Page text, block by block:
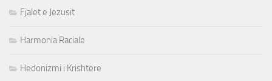
Fjalet e Jezusit
Harmonia Raciale
Hedonizmi i Krishtere